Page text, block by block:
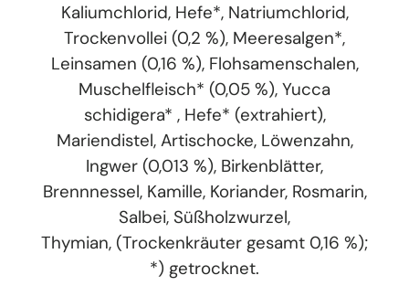
Kaliumchlorid, Hefe*, Natriumchlorid,
Trockenvollei (0,2 %), Meeresalgen*,
Leinsamen (0,16 %), Flohsamenschalen,
Muschelfleisch* (0,05 %), Yucca
schidigera* , Hefe* (extrahiert),
Mariendistel, Artischocke, Löwenzahn,
Ingwer (0,013 %), Birkenblätter,
Brennnessel, Kamille, Koriander, Rosmarin,
Salbei, Süßholzwurzel,
Thymian, (Trockenkräuter gesamt 0,16 %);
*) getrocknet.